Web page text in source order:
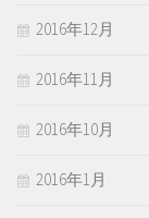
2016年12月
2016年11月
2016年10月
2016年1月